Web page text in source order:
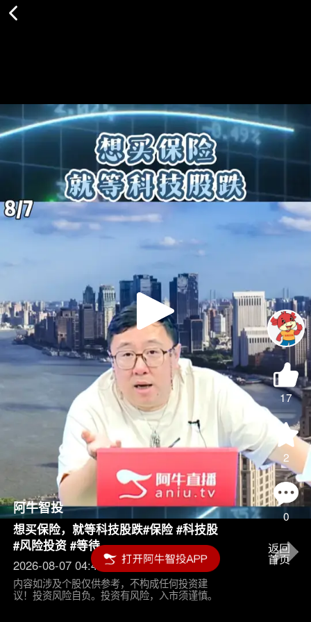
Play
Video
17
2
0
阿牛智投
想买保险，就等科技股跌#保险 #科技股
#风险投资 #等待
2026-08-07 04:45
内容如涉及个股仅供参考，不构成任何投资建
议！投资风险自负。投资有风险，入市须谨慎。